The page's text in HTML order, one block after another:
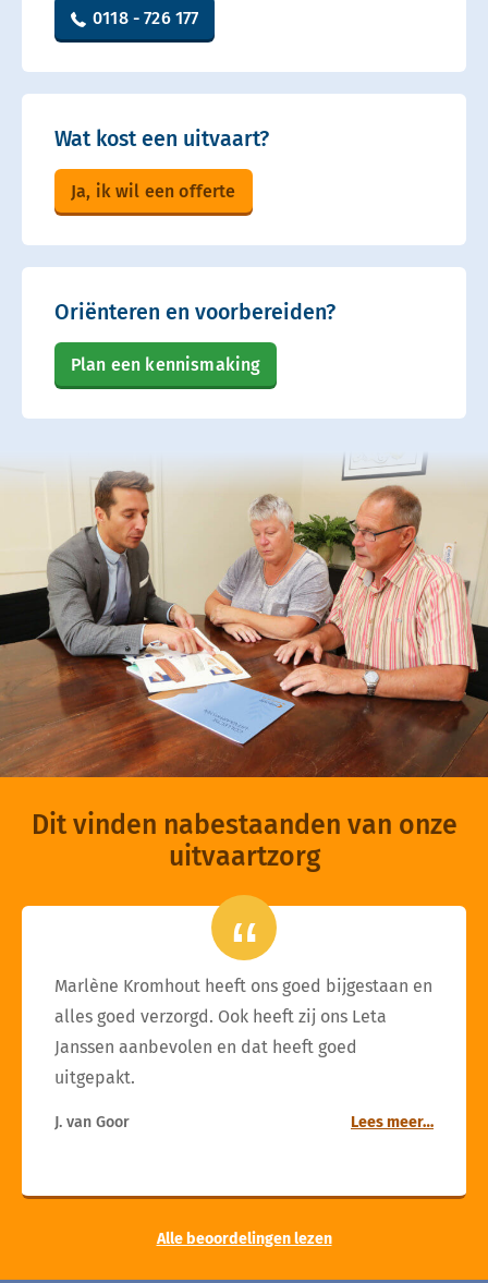
0118 - 726 177
Wat kost een uitvaart?
Ja, ik wil een offerte
Oriënteren en voorbereiden?
Plan een kennismaking
Dit vinden nabestaanden van onze
uitvaartzorg
Marlène Kromhout heeft ons goed bijgestaan en
alles goed verzorgd. Ook heeft zij ons Leta
Janssen aanbevolen en dat heeft goed
uitgepakt.
J. van Goor Lees meer…
Alle beoordelingen lezen